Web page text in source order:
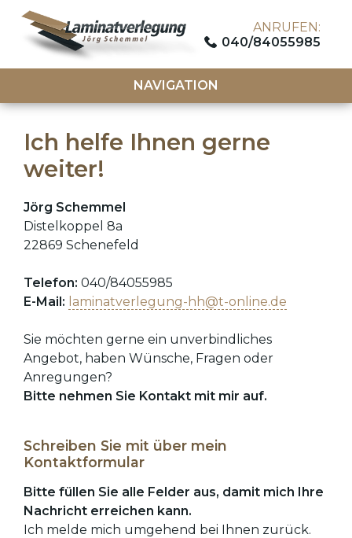
ANRUFEN:
040/84055985
NAVIGATION
Ich helfe Ihnen gerne
weiter!
Jörg Schemmel
Distelkoppel 8a
22869 Schenefeld
Telefon: 040/84055985
E-Mail: laminatverlegung-hh@t-online.de
Sie möchten gerne ein unverbindliches
Angebot, haben Wünsche, Fragen oder
Anregungen?
Bitte nehmen Sie Kontakt mit mir auf.
Schreiben Sie mit über mein
Kontaktformular
Bitte füllen Sie alle Felder aus, damit mich Ihre
Nachricht erreichen kann.
Ich melde mich umgehend bei Ihnen zurück.